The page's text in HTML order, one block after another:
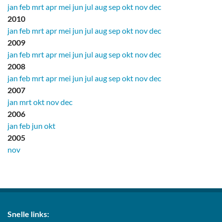
jan feb mrtapr mei jun jul augsepokt novdec
2010
jan feb mrtapr mei jun jul augsepokt novdec
2009
jan feb mrtapr mei jun jul augsepokt novdec
2008
jan feb mrtapr mei jun jul augsepokt novdec
2007
jan mrtokt novdec
2006
jan feb jun okt
2005
nov
Snelle links: